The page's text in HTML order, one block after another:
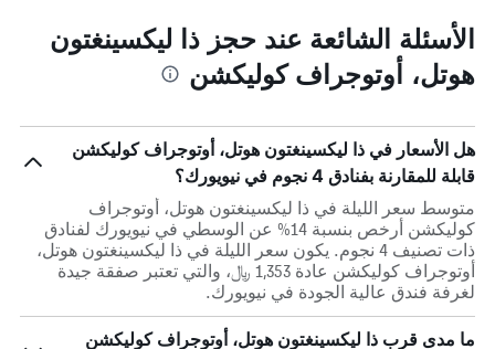
الأسئلة الشائعة عند حجز ذا ليكسينغتون
هوتل، أوتوجراف كوليكشن
هل الأسعار في ذا ليكسينغتون هوتل، أوتوجراف كوليكشن
قابلة للمقارنة بفنادق 4 نجوم في نيويورك؟
متوسط سعر الليلة في ذا ليكسينغتون هوتل، أوتوجراف
كوليكشن أرخص بنسبة 14% عن الوسطي في نيويورك لفنادق
ذات تصنيف 4 نجوم. يكون سعر الليلة في ذا ليكسينغتون هوتل،
أوتوجراف كوليكشن عادة 1,353 ﷼، والتي تعتبر صفقة جيدة
لغرفة فندق عالية الجودة في نيويورك.
ما مدى قرب ذا ليكسينغتون هوتل، أوتوجراف كوليكشن